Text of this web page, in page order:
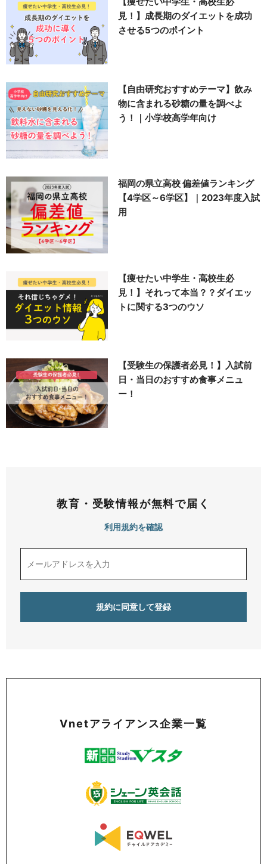
見！】成長期のダイエットを成功
させる5つのポイント
【自由研究おすすめテーマ】飲み
物に含まれる砂糖の量を調べよ
う！｜小学校高学年向け
福岡の県立高校 偏差値ランキング
【4学区～6学区】｜2023年度入試
用
【痩せたい中学生・高校生必
見！】それって本当？？ダイエッ
トに関する3つのウソ
【受験生の保護者必見！】入試前
日・当日のおすすめ食事メニュ
ー！
教育・受験情報が無料で届く
利用規約を確認
Vnetアライアンス企業一覧